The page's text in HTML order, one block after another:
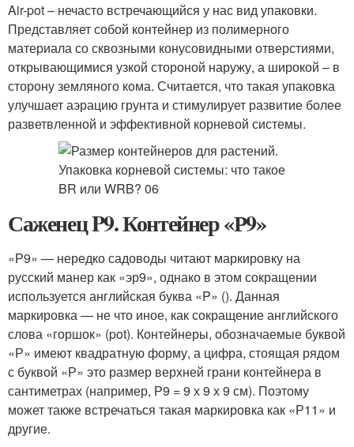
Air-pot – нечасто встречающийся у нас вид упаковки.
Представляет собой контейнер из полимерного
материала со сквозными конусовидными отверстиями,
открывающимися узкой стороной наружу, а широкой – в
сторону земляного кома. Считается, что такая упаковка
улучшает аэрацию грунта и стимулирует развитие более
разветвленной и эффективной корневой системы.
Саженец P9. Контейнер «Р9»
«Р9» — нередко садоводы читают маркировку на
русский манер как «эр9», однако в этом сокращении
используется английская буква «P» (). Данная
маркировка — не что иное, как сокращение английского
слова «горшок» (pot). Контейнеры, обозначаемые буквой
«Р» имеют квадратную форму, а цифра, стоящая рядом
с буквой «Р» это размер верхней грани контейнера в
сантиметрах (например, Р9 = 9 х 9 х 9 см). Поэтому
может также встречаться такая маркировка как «Р11» и
другие.